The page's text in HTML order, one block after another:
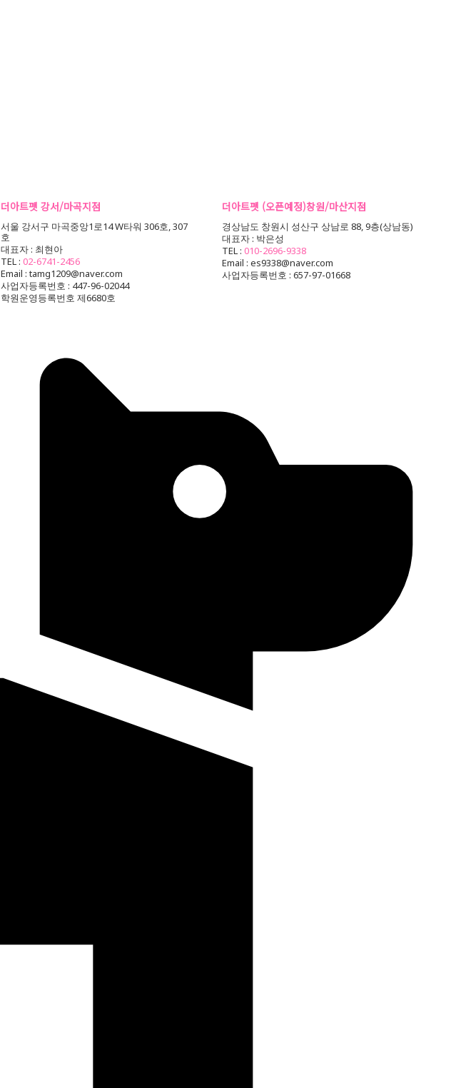
더아트펫 강서/마곡지점
서울 강서구 마곡중앙1로14 W타워 306호, 307
호
대표자 : 최현아
TEL : 02-6741-2456
Email : tamg1209@naver.com
사업자등록번호 : 447-96-02044
학원운영등록번호 제6680호
더아트펫 (오픈예정)창원/마산지점
경상남도 창원시 성산구 상남로 88, 9층(상남동)
대표자 : 박은성
TEL : 010-2696-9338
Email : es9338@naver.com
사업자등록번호 : 657-97-01668